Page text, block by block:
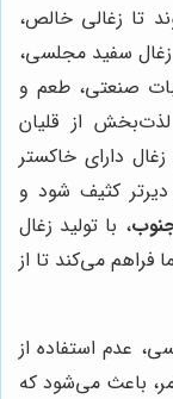
تا زغالی خالص،
زغال سفید مجلسی،
صنعتی، طعم و
از قلیان
دارای خاکستر
کثیف شود و
، با تولید زغال
فراهم می‌کند تا از
عدم استفاده از
باعث می‌شود که